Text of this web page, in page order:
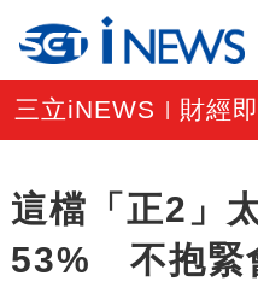
三立iNEWS 財經
這檔「正2」
53% 不抱緊